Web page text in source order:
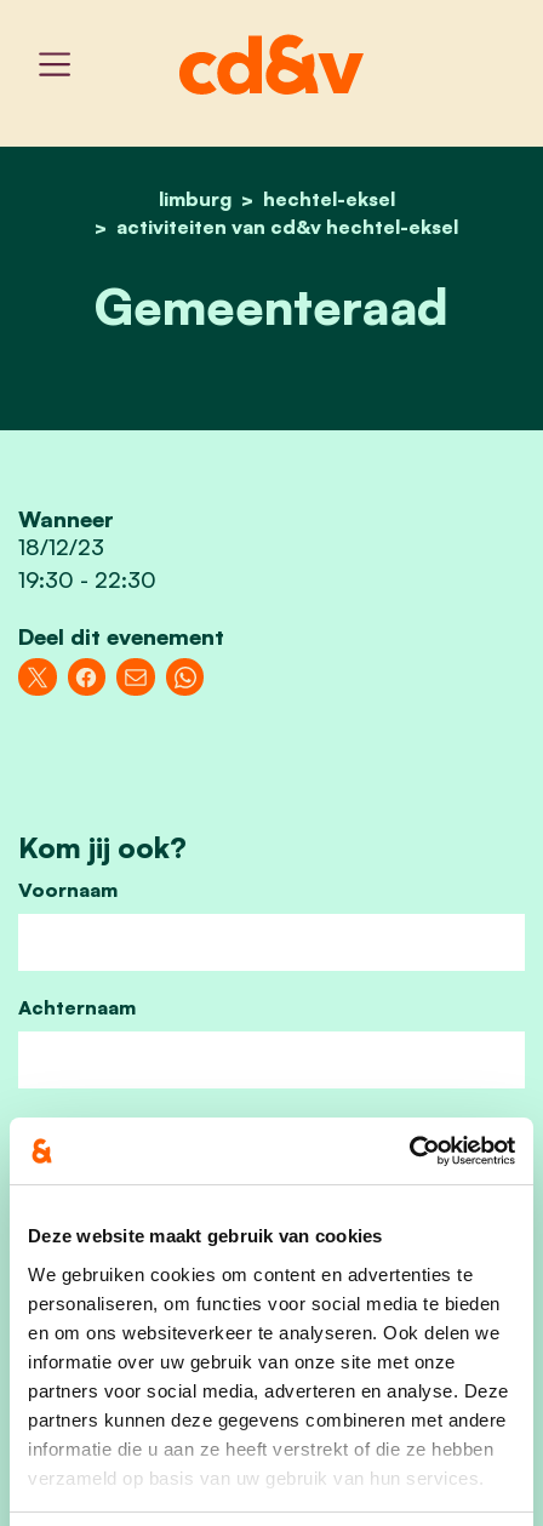
Deze website maakt gebruik van cookies
We gebruiken cookies om content en advertenties te
personaliseren, om functies voor social media te bieden
en om ons websiteverkeer te analyseren. Ook delen we
informatie over uw gebruik van onze site met onze
partners voor social media, adverteren en analyse. Deze
partners kunnen deze gegevens combineren met andere
informatie die u aan ze heeft verstrekt of die ze hebben
verzameld op basis van uw gebruik van hun services.
home
limburg
hechtel-eksel
activiteiten van cd&v hechtel-eksel
gemeenteraad
Gemeenteraad
Wanneer
18/12/23
19:30 - 22:30
Deel dit evenement
Kom jij ook?
Voornaam
Achternaam
E-mailadres
Ja, ik wens de cd&v nieuwsbrief te ontvangen
Ja, cd&v mag me contacteren voor zaken aangaande dit
evenement
Ja, ik aanvaard de privacyvoorwaarden
Hoeveel personen naast jezelf neem je nog mee?